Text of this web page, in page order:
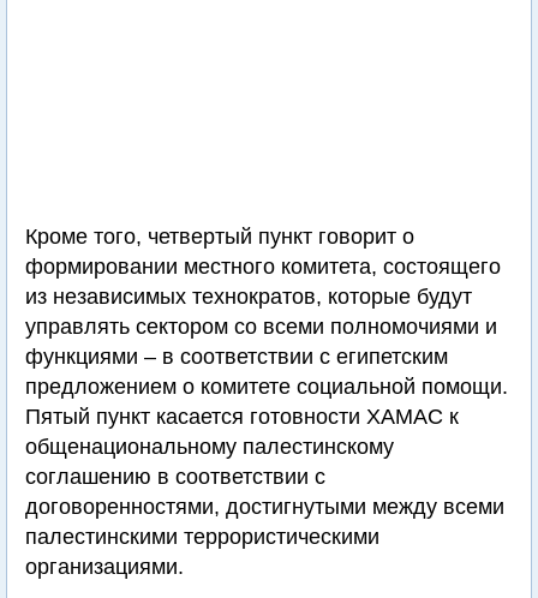
Кроме того, четвертый пункт говорит о
формировании местного комитета, состоящего
из независимых технократов, которые будут
управлять сектором со всеми полномочиями и
функциями – в соответствии с египетским
предложением о комитете социальной помощи.
Пятый пункт касается готовности ХАМАС к
общенациональному палестинскому
соглашению в соответствии с
договоренностями, достигнутыми между всеми
палестинскими террористическими
организациями.